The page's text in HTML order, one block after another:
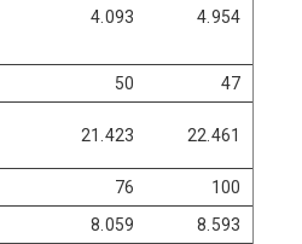
4.093 4.954
50
47
21.423 22.461
76
100
8.059
8.593